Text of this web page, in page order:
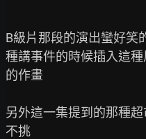
B級片那段的演出蠻好笑
種講事件的時候插入這種
的作畫
另外這一集提到的那種
不挑